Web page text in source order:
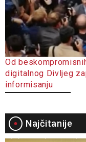
Od
digitalnog Divljeg
informisanju
Najčitanije